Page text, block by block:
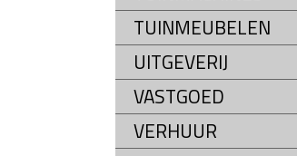
TUINMEUBELEN
UITGEVERIJ
VASTGOED
VERHUUR